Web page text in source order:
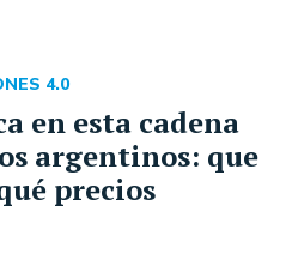
en esta cadena
argentinos: que
precios
4.0